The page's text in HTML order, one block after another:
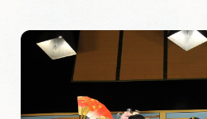
教育旅行モデルコース